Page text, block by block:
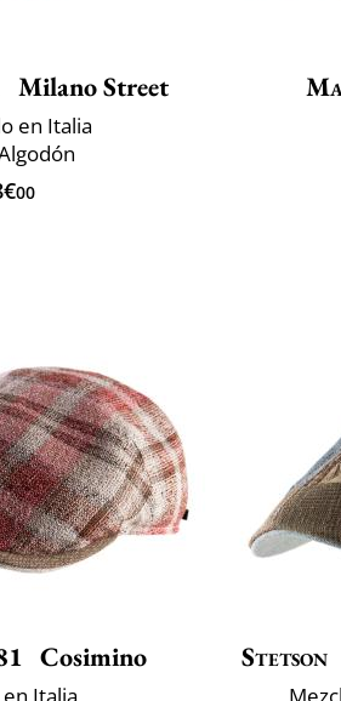
Milano Street
en Italia
00
Cosimino
Italia
Stetson